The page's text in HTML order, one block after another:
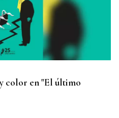
color en "El último